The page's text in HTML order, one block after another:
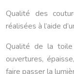
Qualité des
réalisées à l’aide
Qualité de la
ouvertures,
faire passer la